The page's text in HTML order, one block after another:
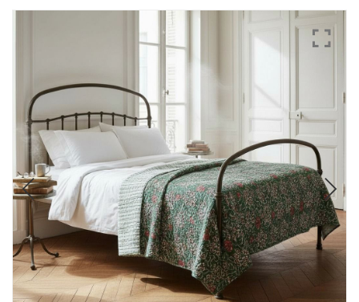
Mode
Blouses et jupes
Sacs en Kantha
Pochettes ordinateur
Trousses de toilette
Objets déco
Patères en métal
Carnet